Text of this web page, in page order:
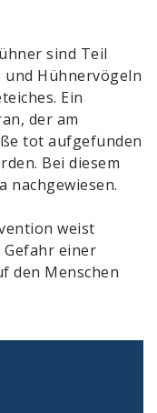
sind Teil
und Hühnervögeln
Ein
der am
tot aufgefunden
Bei diesem
nachgewiesen.
weist
Gefahr einer
den Menschen